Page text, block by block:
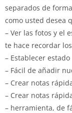
separados de
como usted desea
– Ver las fotos y el
te hace recordar
– Establecer
– Fácil de añadir
– Crear notas
– Crear notas
– herramienta, de